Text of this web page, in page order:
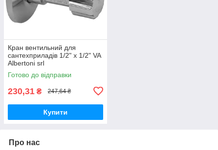
Кран вентильний для
сантехприладів 1/2" х 1/2" VA
Albertoni srl
Готово до відправки
230,31 ₴ 247,64 ₴
Купити
Про нас